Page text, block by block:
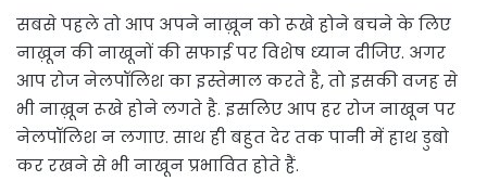
सबसे पहले तो आप अपने नाख़ून को रूखे होने बचने के लिए
नाख़ून की नाखूनों की सफाई पर विशेष ध्‍यान दीजिए. अगर
आप रोज नेलपॉलिश का इस्तेमाल करते है, तो इसकी वजह से
भी नाख़ून रूखे होने लगते है. इसलिए आप हर रोज नाखून पर
नेलपॉलिश न लगाए. साथ ही बहुत देर तक पानी में हाथ डुबो
कर रखने से भी नाखून प्रभावित होते हैं.